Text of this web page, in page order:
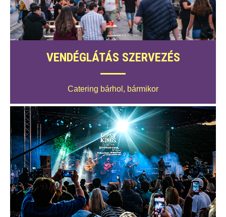
VENDÉGLÁTÁS SZERVEZÉS
Catering bárhol, bármikor